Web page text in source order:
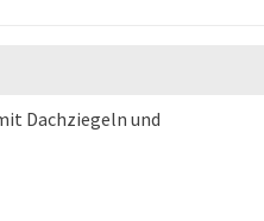
Dachziegeln und